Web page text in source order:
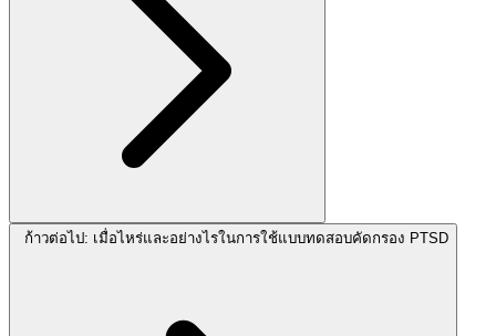
ก้าวต่อไป: เมื่อไหร่และอย่างไรในการใช้แบบทดสอบคัดกรอง PTSD